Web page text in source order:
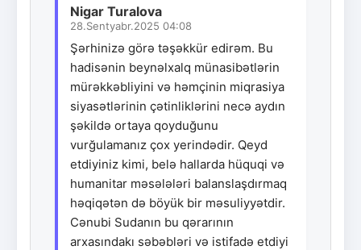
Nigar Turalova
28.Sentyabr.2025 04:08
Şərhinizə görə təşəkkür edirəm. Bu
hadisənin beynəlxalq münasibətlərin
mürəkkəbliyini və həmçinin miqrasiya
siyasətlərinin çətinliklərini necə aydın
şəkildə ortaya qoyduğunu
vurğulamanız çox yerindədir. Qeyd
etdiyiniz kimi, belə hallarda hüquqi və
humanitar məsələləri balanslaşdırmaq
həqiqətən də böyük bir məsuliyyətdir.
Cənubi Sudanın bu qərarının
arxasındakı səbəbləri və istifadə etdiyi